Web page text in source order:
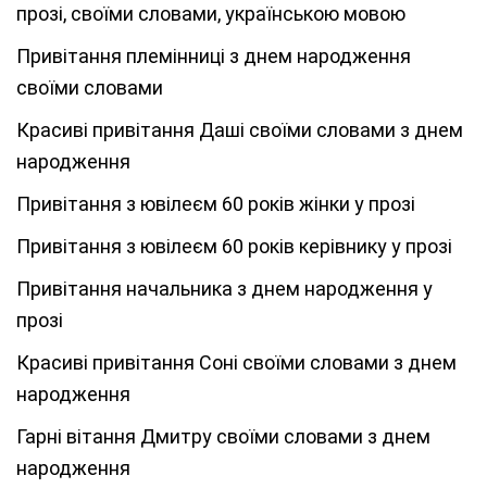
прозі, своїми словами, українською мовою
Привітання племінниці з днем народження
своїми словами
Красиві привітання Даші своїми словами з днем
народження
Привітання з ювілеєм 60 років жінки у прозі
Привітання з ювілеєм 60 років керівнику у прозі
Привітання начальника з днем народження у
прозі
Красиві привітання Соні своїми словами з днем
народження
Гарні вітання Дмитру своїми словами з днем
народження